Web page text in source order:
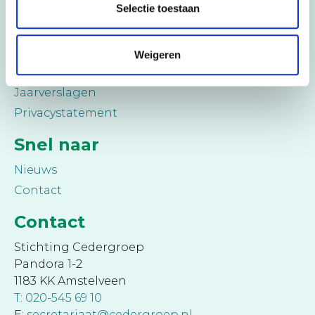
Selectie toestaan
Weigeren
College van rectoren
Medezeggenschap
Klachtenregeling
Jaarverslagen
Privacystatement
Snel naar
Nieuws
Contact
Contact
Stichting Cedergroep
Pandora 1-2
1183 KK Amstelveen
T: 020-545 69 10